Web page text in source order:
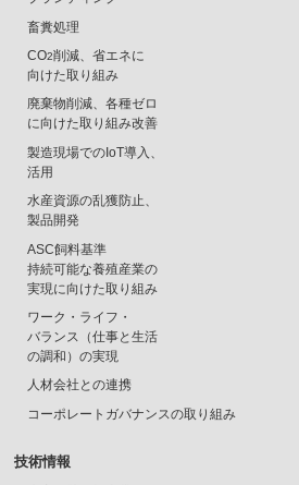
畜糞処理
CO2削減、省エネに
向けた取り組み
廃棄物削減、各種ゼロ
に向けた取り組み改善
製造現場でのIoT導入、
活用
水産資源の乱獲防止、
製品開発
ASC飼料基準
持続可能な養殖産業の
実現に向けた取り組み
ワーク・ライフ・
バランス（仕事と生活
の調和）の実現
人材会社との連携
コーポレートガバナンスの取り組み
技術情報